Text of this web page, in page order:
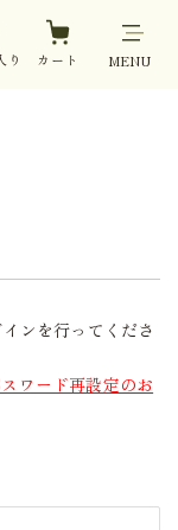
り カート MENU
ンを行ってくださ
ワード再設定のお